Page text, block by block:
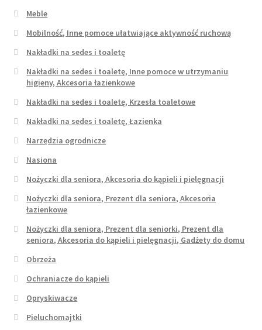
Meble
Mobilność, Inne pomoce ułatwiające aktywność ruchową
Nakładki na sedes i toaletę
Nakładki na sedes i toaletę, Inne pomoce w utrzymaniu
higieny, Akcesoria łazienkowe
Nakładki na sedes i toaletę, Krzesła toaletowe
Nakładki na sedes i toaletę, Łazienka
Narzędzia ogrodnicze
Nasiona
Nożyczki dla seniora, Akcesoria do kąpieli i pielęgnacji
Nożyczki dla seniora, Prezent dla seniora, Akcesoria
łazienkowe
Nożyczki dla seniora, Prezent dla seniorki, Prezent dla
seniora, Akcesoria do kąpieli i pielęgnacji, Gadżety do domu
Obrzeża
Ochraniacze do kąpieli
Opryskiwacze
Pieluchomajtki